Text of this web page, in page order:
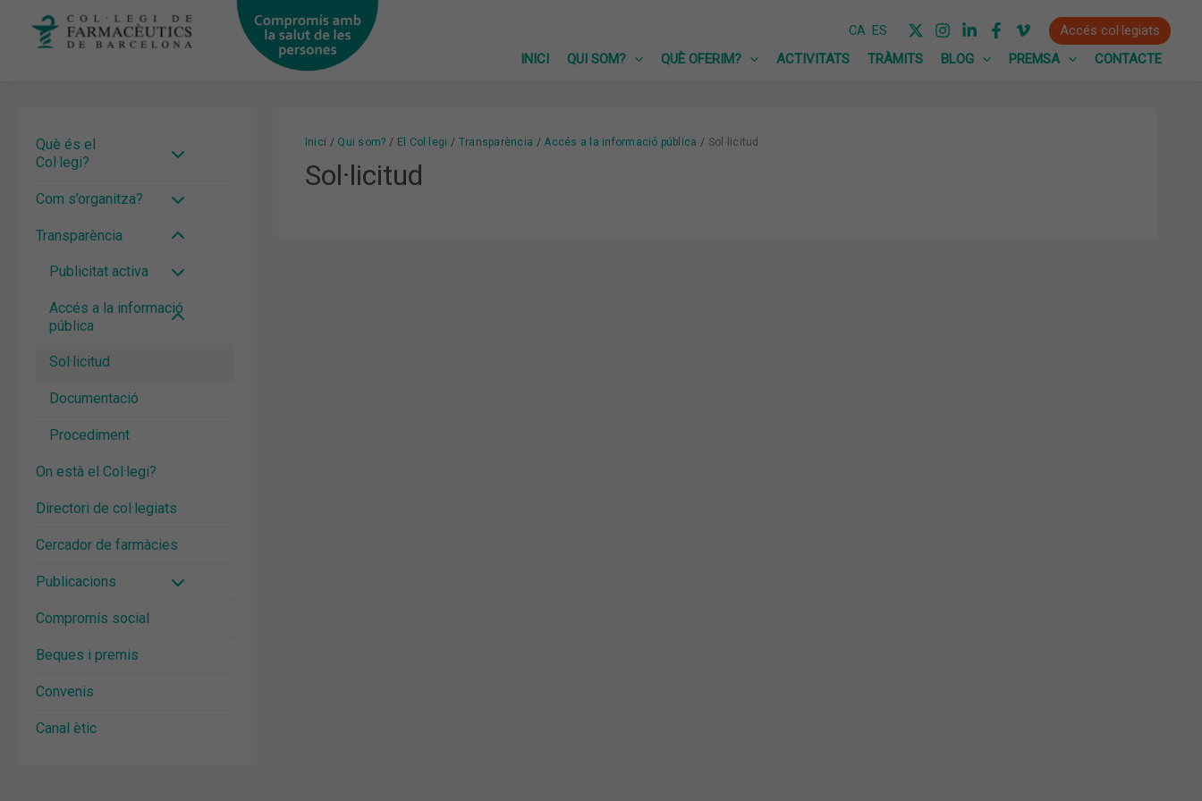
CA ES
Accés col·legiats
INICI
QUI SOM? QUÈ OFERIM? ACTIVITATS TRÀMITS BLOG PREMSA CONTACTE
Què és el
Col·legi?
Com s’organitza?
Transparència
Publicitat activa
Accés a la informació
pública
Sol·licitud
Documentació
Procediment
On està el Col·legi?
Directori de col·legiats
Cercador de farmàcies
Publicacions
Compromís social
Beques i premis
Convenis
Canal ètic
Inici Qui som? El Col·legi Transparència Accés a la informació pública Sol·licitud
Sol·licitud